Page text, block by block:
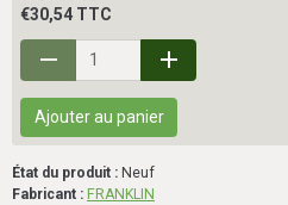
€30,54 TTC
Ajouter au panier
État du produit : Neuf
Fabricant : FRANKLIN